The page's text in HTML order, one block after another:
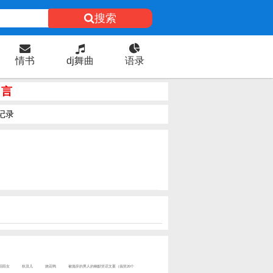
搜索
情书 dj舞曲 语录
录
陌女 狄淇儿 烧花鸭 被抛弃的男人的幽默笑话文案（搞笑20个